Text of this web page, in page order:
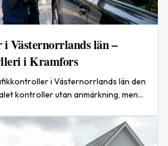
Västernorrlands län –
i Kramfors
i Västernorrlands län den
kontroller utan anmärkning, men